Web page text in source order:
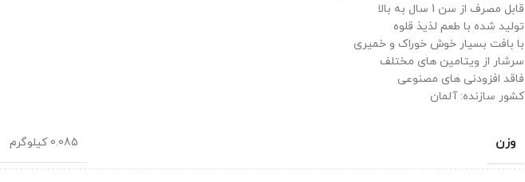
قابل مصرف از سن 1 سال به بالا
تولید شده با طعم لذیذ قلوه
با بافت بسیار خوش خوراک و خمیری
سرشار از ویتامین های مختلف
فاقد افزودنی های مصنوعی
کشور سازنده: آلمان
وزن 0.085 کیلوگرم